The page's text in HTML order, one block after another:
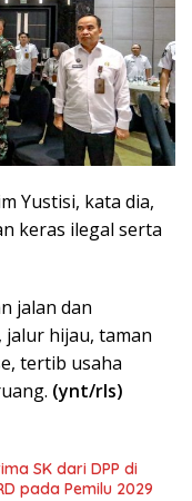
Yustisi, kata dia,
keras ilegal serta
jalan dan
hijau, taman
tertib usaha
(ynt/rls)
SK dari DPP di
pada Pemilu 2029